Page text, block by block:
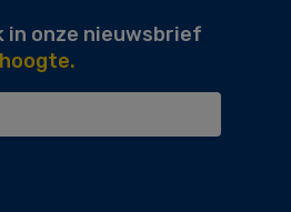
onze nieuwsbrief